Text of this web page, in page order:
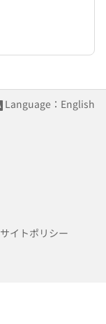
Language：English
サイトポリシー